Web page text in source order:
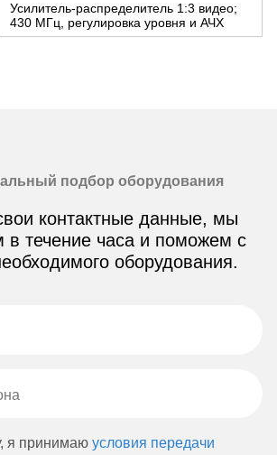
Усилитель-распределитель 1:3 видео;
430 МГц, регулировка уровня и АЧХ
подбор оборудования
контактные данные, мы
в течение часа и поможем с
оборудования.
я принимаю условия передачи